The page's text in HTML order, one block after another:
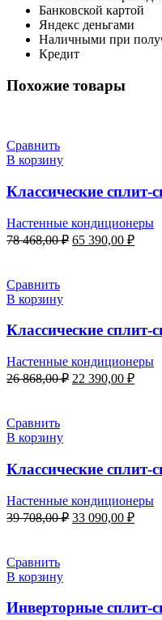
Банковской картой
Яндекс деньгами
Наличными при
Кредит
Похожие товары
Сравнить
В корзину
Классические
Настенные кондиционеры
78 468,00₽ Первоначальная
65 390,00 ₽
Сравнить
В корзину
Классические
Настенные кондиционеры
26 868,00₽ Первоначальная
22 390,00 ₽
Сравнить
В корзину
Классические
Настенные кондиционеры
39 708,00₽ Первоначальная
33 090,00 ₽
Сравнить
В корзину
Инверторные сплит-